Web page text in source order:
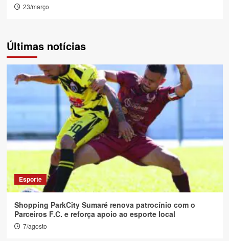
23/março
Últimas notícias
Esporte
Shopping ParkCity Sumaré renova patrocínio com o
Parceiros F.C. e reforça apoio ao esporte local
7/agosto